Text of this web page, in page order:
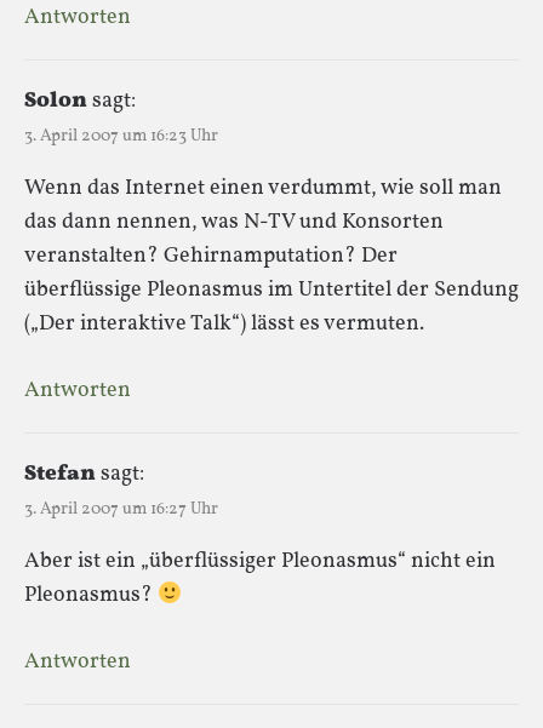
Antworten
Solonsagt:
3. April 2007 um 16:23 Uhr
Wenn das Internet einen verdummt, wie soll man
das dann nennen, was N-TV und Konsorten
veranstalten? Gehirnamputation? Der
überflüssige Pleonasmus im Untertitel der Sendung
(„Der interaktive Talk“) lässt es vermuten.
Antworten
Stefansagt:
3. April 2007 um 16:27 Uhr
Aber ist ein „überflüssiger Pleonasmus“ nicht ein
Pleonasmus?
Antworten